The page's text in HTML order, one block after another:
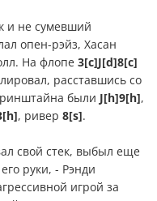
и не сумевший
опен-рэйз, Хасан
На флопе 3[c]J[d]8[c]
расставшись со
были J[h]9[h],
, ривер 8[s].
свой стек, выбыл еще
руки, - Рэнди
игрой за